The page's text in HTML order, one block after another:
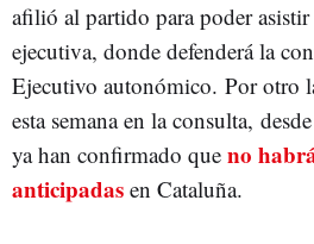
afilió al partido para poder
ejecutiva, donde defenderá la
Ejecutivo autonómico. Por otro
esta semana en la consulta,
ya han confirmado que no
anticipadas en Cataluña.